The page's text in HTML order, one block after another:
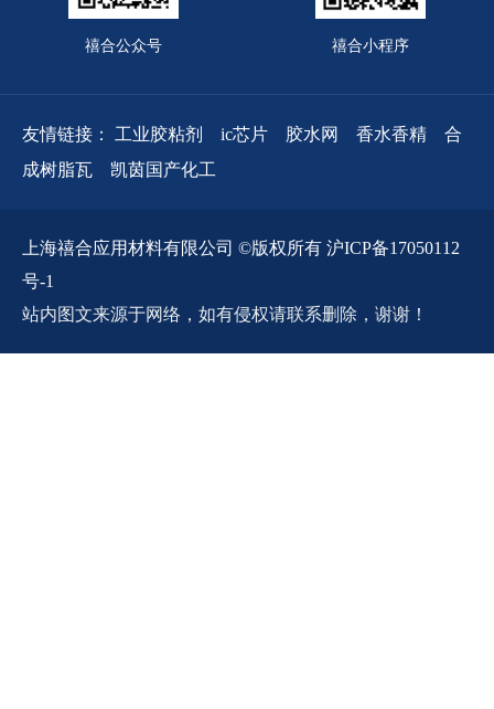
禧合公众号 禧合小程序
友情链接： 工业胶粘剂 ic芯片 胶水网 香水香精
合
成树脂瓦
凯茵国产化工
上海禧合应用材料有限公司 ©版权所有 沪ICP备17050112
号-1
站内图文来源于网络，如有侵权请联系删除，谢谢！